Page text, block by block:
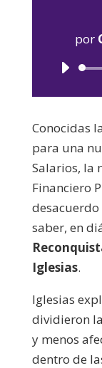
por
Conocidas
para una
Salarios, la
Financiero
desacuerdo
saber, en
Iglesias.
Iglesias
dividieron
y menos
dentro de